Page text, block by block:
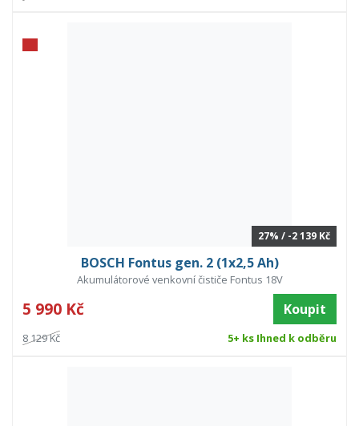
27% / -2 139 Kč
BOSCH Fontus gen. 2 (1x2,5 Ah)
Akumulátorové venkovní čističe Fontus 18V
5 990 Kč Koupit
8 129 Kč 5+ ks Ihned k odběru